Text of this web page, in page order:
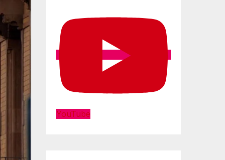
YouTube